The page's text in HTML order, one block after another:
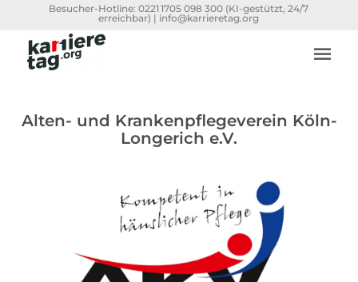
Besucher-Hotline:0221 1705 098 300 (KI-gestützt, 24/7
erreichbar) | info@karrieretag.org
Alten- und Krankenpflegeverein Köln-
Longerich e.V.